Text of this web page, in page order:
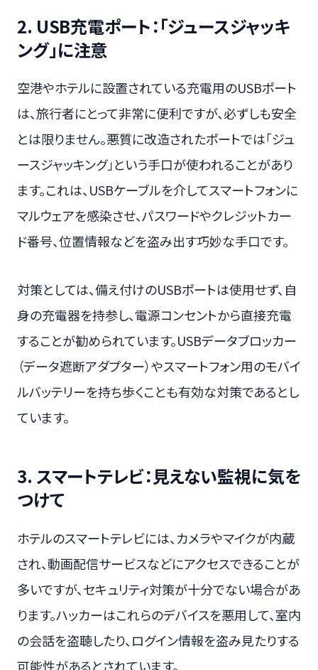
2. USB充電ポート：「ジュースジャッキ
ング」に注意
空港やホテルに設置されている充電用のUSBポート
は、旅行者にとって非常に便利ですが、必ずしも安全
とは限りません。悪質に改造されたポートでは「ジュ
ースジャッキング」という手口が使われることがあり
ます。これは、USBケーブルを介してスマートフォンに
マルウェアを感染させ、パスワードやクレジットカー
ド番号、位置情報などを盗み出す巧妙な手口です。
対策としては、備え付けのUSBポートは使用せず、自
身の充電器を持参し、電源コンセントから直接充電
することが勧められています。USBデータブロッカー
（データ遮断アダプター）やスマートフォン用のモバイ
ルバッテリーを持ち歩くことも有効な対策であるとし
ています。
3. スマートテレビ：見えない監視に気を
つけて
ホテルのスマートテレビには、カメラやマイクが内蔵
され、動画配信サービスなどにアクセスできることが
多いですが、セキュリティ対策が十分でない場合があ
ります。ハッカーはこれらのデバイスを悪用して、室内
の会話を盗聴したり、ログイン情報を盗み見たりする
可能性があるとされています。